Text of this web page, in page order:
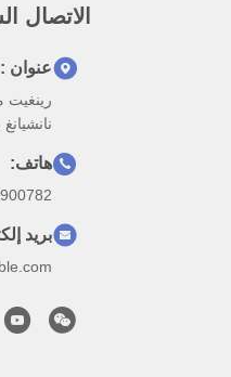
الاتصال
عنوان :
نانشيانغ ،
هاتف:
بريد